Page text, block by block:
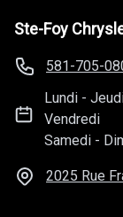
Ste-Foy
581-705-
Lundi -
Vendredi
Samedi -
2025 Rue